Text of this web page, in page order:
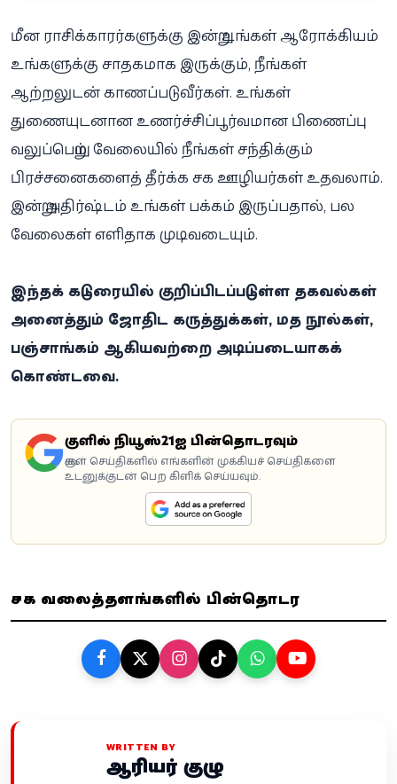
மீன ராசிக்காரர்களுக்கு இன்று உங்கள் ஆரோக்கியம்
உங்களுக்கு சாதகமாக இருக்கும், நீங்கள்
ஆற்றலுடன் காணப்படுவீர்கள். உங்கள்
துணையுடனான உணர்ச்சிப்பூர்வமான பிணைப்பு
வலுப்பெறும். வேலையில் நீங்கள் சந்திக்கும்
பிரச்சனைகளைத் தீர்க்க சக ஊழியர்கள் உதவலாம்.
இன்று அதிர்ஷ்டம் உங்கள் பக்கம் இருப்பதால், பல
வேலைகள் எளிதாக முடிவடையும்.
இந்தக் கட்டுரையில் குறிப்பிடப்பட்டுள்ள தகவல்கள்
அனைத்தும் ஜோதிட கருத்துக்கள், மத நூல்கள்,
பஞ்சாங்கம் ஆகியவற்றை அடிப்படையாகக்
கொண்டவை.
கூகுளில் நியூஸ்21ஐ பின்தொடரவும்
கூகுள் செய்திகளில் எங்களின் முக்கியச் செய்திகளை
உடனுக்குடன் பெற கிளிக் செய்யவும்.
சமூக வலைத்தளங்களில் பின்தொடர
WRITTEN BY
ஆசிரியர் குழு